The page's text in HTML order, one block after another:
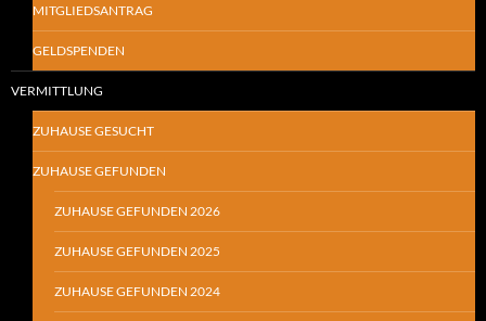
MITGLIEDSANTRAG
GELDSPENDEN
VERMITTLUNG
ZUHAUSE GESUCHT
ZUHAUSE GEFUNDEN
ZUHAUSE GEFUNDEN 2026
ZUHAUSE GEFUNDEN 2025
ZUHAUSE GEFUNDEN 2024